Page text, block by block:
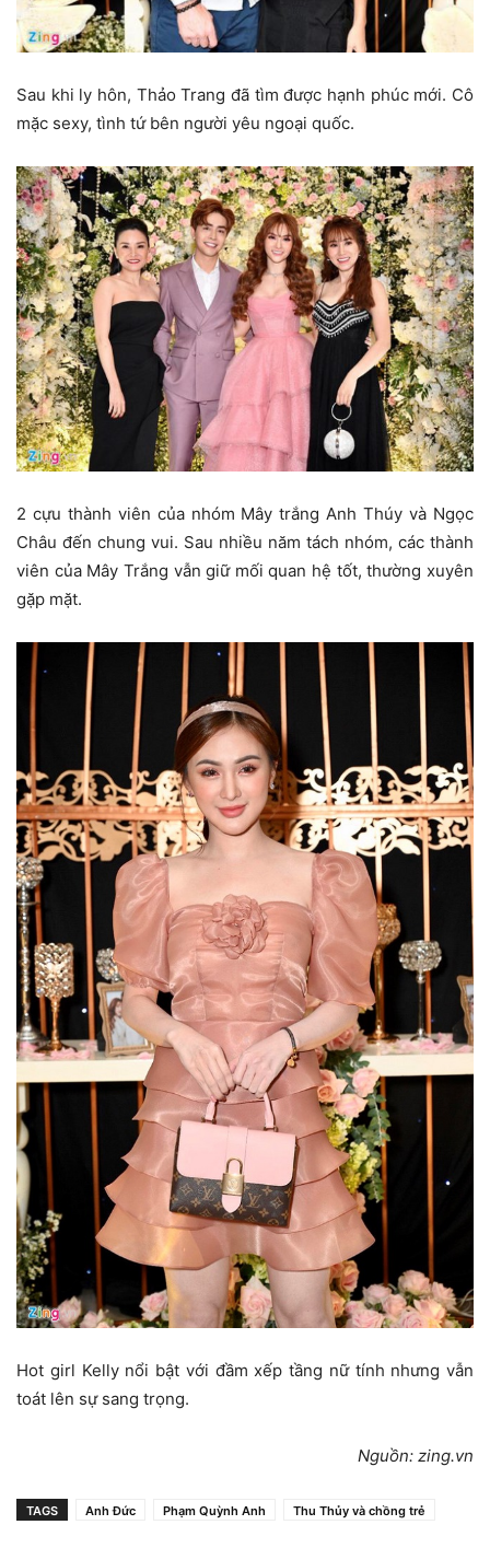
Sau khi ly hôn, Thảo Trang đã tìm được hạnh phúc mới. Cô
mặc sexy, tình tứ bên người yêu ngoại quốc.
2 cựu thành viên của nhóm Mây trắng Anh Thúy và Ngọc
Châu đến chung vui. Sau nhiều năm tách nhóm, các thành
viên của Mây Trắng vẫn giữ mối quan hệ tốt, thường xuyên
gặp mặt.
Hot girl Kelly nổi bật với đầm xếp tầng nữ tính nhưng vẫn
toát lên sự sang trọng.
Nguồn: zing.vn
TAGS Anh Đức Phạm Quỳnh Anh Thu Thủy và chồng trẻ